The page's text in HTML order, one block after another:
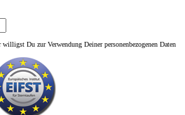
Du zur Verwendung Deiner personenbezogenen Daten